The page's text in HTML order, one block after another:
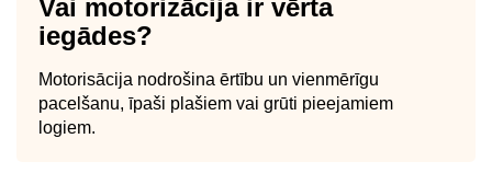
Vai motorizācija ir vērta
iegādes?
Motorisācija nodrošina ērtību un vienmērīgu
pacelšanu, īpaši plašiem vai grūti pieejamiem
logiem.